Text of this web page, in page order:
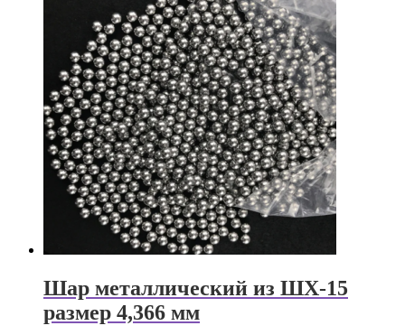
Шар металлический из ШХ-15
размер 4,366 мм